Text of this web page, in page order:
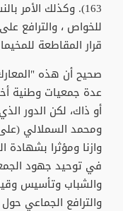
163). وكذلك الأمر
للخواص ، والترافع
قرار المقاطعة للمخيمات
صحيح أن هذه
عدة جمعيات وطنية
أو ذاك، لكن الدور
ومحمد السملالي
وازنا ومؤثرا بشهادة
في توحيد جهود
والشباب وتأسيس
والترافع الجماعي